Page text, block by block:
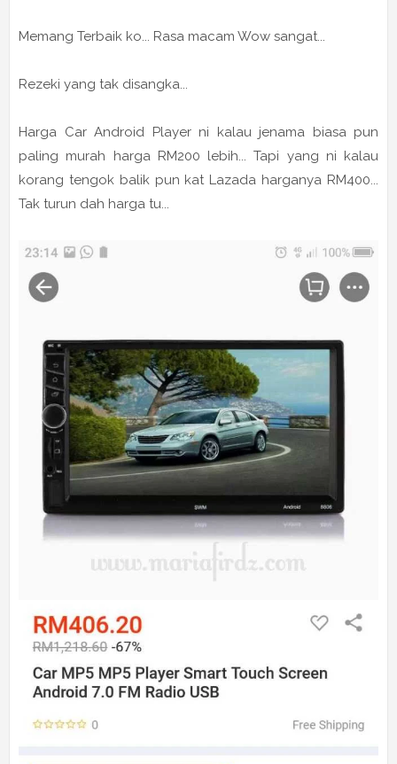
Memang Terbaik ko... Rasa macam Wow sangat...
Rezeki yang tak disangka...
Harga Car Android Player ni kalau jenama biasa pun
paling murah harga RM200 lebih... Tapi yang ni kalau
korang tengok balik pun kat Lazada harganya RM400...
Tak turun dah harga tu...